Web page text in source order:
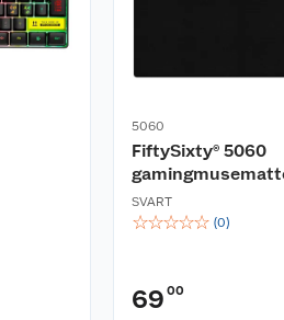
5060
FiftySixty® 5060
SVART
☆☆☆☆☆ (0)
69 00